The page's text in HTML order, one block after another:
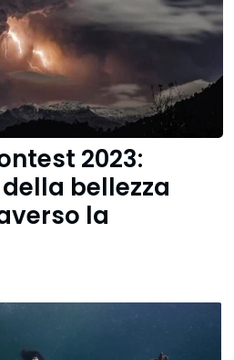
2023:
bellezza
la